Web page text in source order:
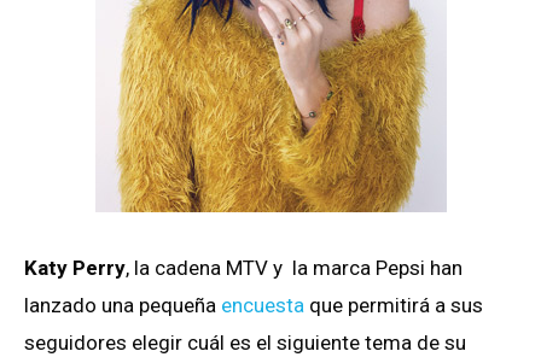
Katy Perry, la cadena MTV y la marca Pepsi han
lanzado una pequeña encuesta que permitirá a sus
seguidores elegir cuál es el siguiente tema de su